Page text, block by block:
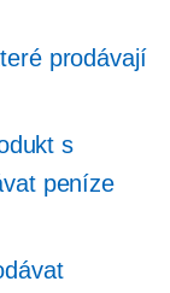
prodávají
s
peníze